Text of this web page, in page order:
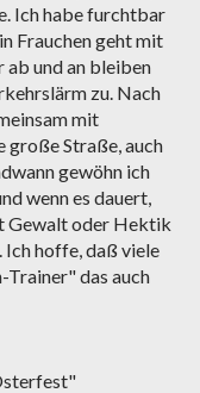
Ich habe furchtbar
Frauchen geht mit
ab und an bleiben
zu. Nach
mit
große Straße, auch
gewöhn ich
wenn es dauert,
Gewalt oder Hektik
hoffe, daß viele
Trainer" das auch